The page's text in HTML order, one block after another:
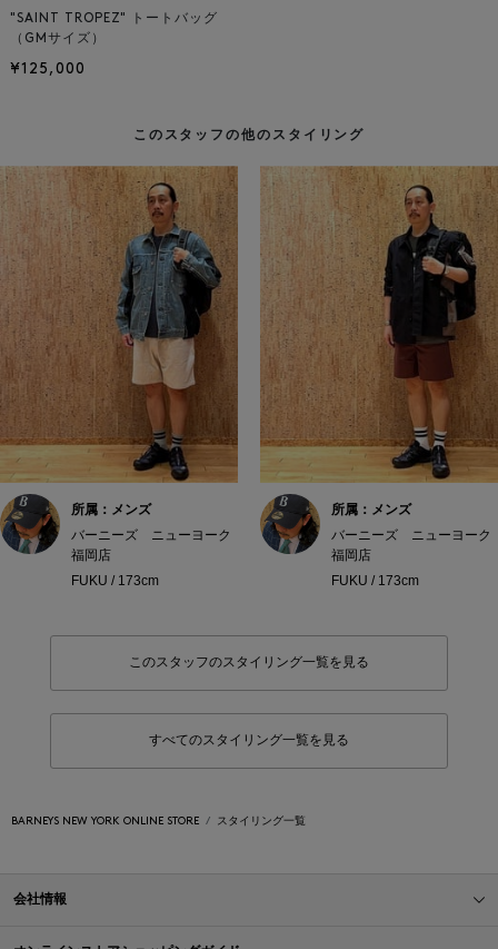
"SAINT TROPEZ" トートバッグ
（GMサイズ）
¥125,000
このスタッフの他のスタイリング
所属：メンズ
バーニーズ ニューヨーク
福岡店
FUKU / 173cm
所属：メンズ
バーニーズ ニューヨーク
福岡店
FUKU / 173cm
このスタッフのスタイリング一覧を見る
すべてのスタイリング一覧を見る
BARNEYS NEW YORK ONLINE STORE スタイリング一覧
会社情報